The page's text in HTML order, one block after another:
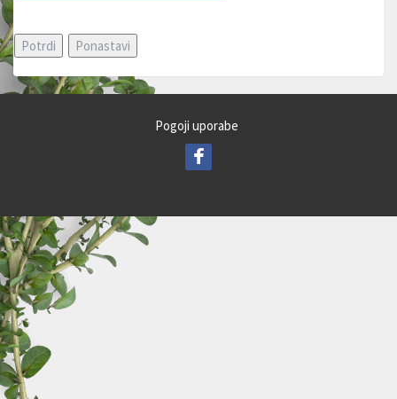
Pogoji uporabe